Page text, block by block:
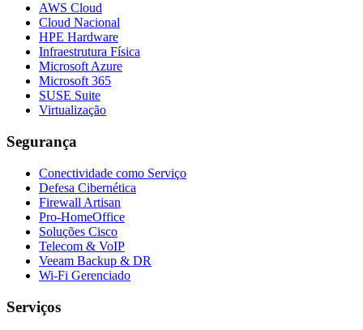
AWS Cloud
Cloud Nacional
HPE Hardware
Infraestrutura Física
Microsoft Azure
Microsoft 365
SUSE Suite
Virtualização
Segurança
Conectividade como Serviço
Defesa Cibernética
Firewall Artisan
Pro-HomeOffice
Soluções Cisco
Telecom & VoIP
Veeam Backup & DR
Wi-Fi Gerenciado
Serviços